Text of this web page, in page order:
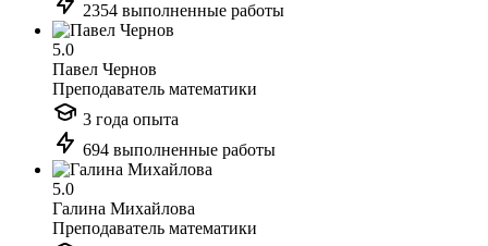
2354 выполненные работы
5.0
Павел Чернов
Преподаватель математики
3 года опыта
694 выполненные работы
5.0
Галина Михайлова
Преподаватель математики